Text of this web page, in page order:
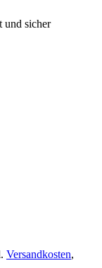
und sicher
Versandkosten,